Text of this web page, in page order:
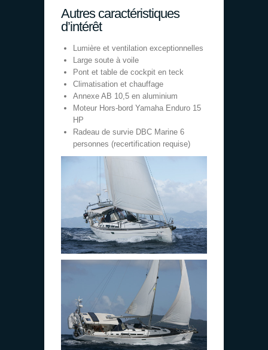
Autres caractéristiques
d’intérêt
Lumière et ventilation exceptionnelles
Large soute à voile
Pont et table de cockpit en teck
Climatisation et chauffage
Annexe AB 10,5 en aluminium
Moteur Hors-bord Yamaha Enduro 15
HP
Radeau de survie DBC Marine 6
personnes (recertification requise)